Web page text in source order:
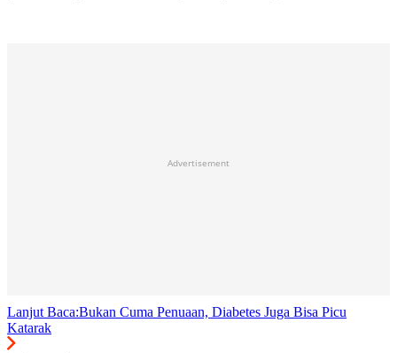
Advertisement
Lanjut Baca:Bukan Cuma Penuaan, Diabetes Juga Bisa Picu
Katarak